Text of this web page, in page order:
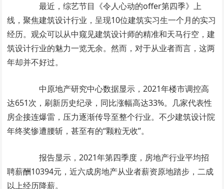
最近，综艺节目《令人心动的offer第四季》上
线，聚焦建筑设计行业，呈现10位建筑实习生一个月的实习
经历。观众可以从中窥见建筑设计师的精准和天马行空，建
筑设计行业的魅力一览无余。然而，对于从业者而言，这两
年却并不好过。
中原地产研究中心数据显示，2021年楼市调控高
达651次，刷新历史纪录，同比涨幅高达33%。几家代表性
房企接连爆雷，压力逐渐传导至整个行业。不少建筑设计院
年终奖惨遭腰斩，甚至有的“颗粒无收”。
报告显示，2021年第四季度，房地产行业平均招
聘薪酬10394元，近六成房地产从业者薪资原地踏步，二成
以上经历降薪。